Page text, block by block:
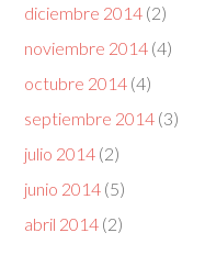
diciembre 2014 (2)
noviembre 2014 (4)
octubre 2014 (4)
septiembre 2014 (3)
julio 2014 (2)
junio 2014 (5)
abril 2014 (2)